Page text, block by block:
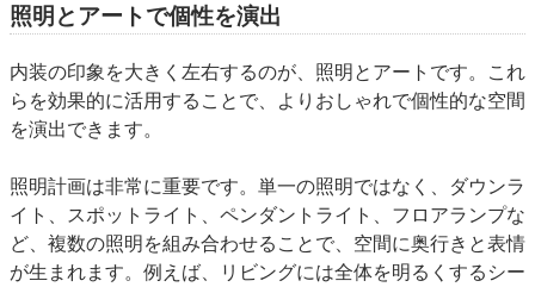
照明とアートで個性を演出
内装の印象を大きく左右するのが、照明とアートです。これ
らを効果的に活用することで、よりおしゃれで個性的な空間
を演出できます。
照明計画は非常に重要です。単一の照明ではなく、ダウンラ
イト、スポットライト、ペンダントライト、フロアランプな
ど、複数の照明を組み合わせることで、空間に奥行きと表情
が生まれます。例えば、リビングには全体を明るくするシー